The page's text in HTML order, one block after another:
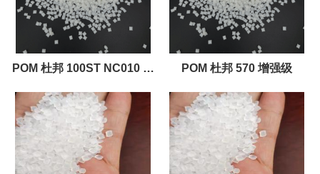
POM 杜邦 100ST NC010 注
塑级
POM 杜邦 570 增强级